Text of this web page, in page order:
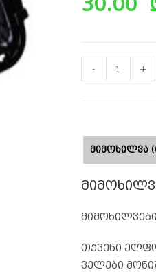
- +
ᲛᲘᲛᲝᲮᲘᲚᲕᲐ
თქვენი
ველები